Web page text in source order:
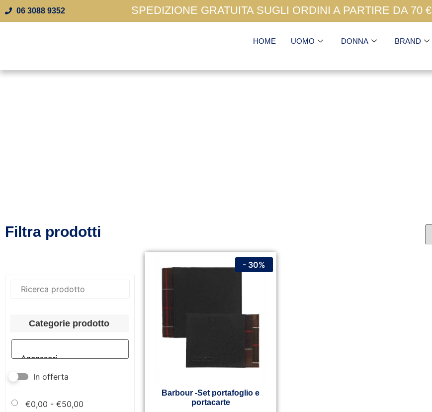
06 3088 9352 SPEDIZIONE GRATUITA SUGLI ORDINI A PARTIRE DA 70 €
HOME UOMO DONNA BRAND
Filtra prodotti
Categorie prodotto
In offerta
€0,00 - €50,00
Barbour -Set portafoglio e
portacarte
- 30%